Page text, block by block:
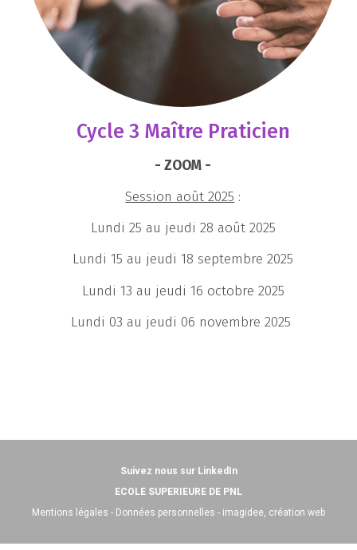
Cycle 3 Maître Praticien
- ZOOM -
Session août 2025 :
Lundi 25 au jeudi 28 août 2025
Lundi 15 au jeudi 18 septembre 2025
Lundi 13 au jeudi 16 octobre 2025
Lundi 03 au jeudi 06 novembre 2025
Suivez nous sur LinkedIn
ECOLE SUPERIEURE DE PNL
Mentions légales - Données personnelles - imagidee, création web